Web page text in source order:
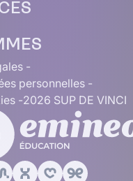
personnelles
2026 SUP DE VINCI